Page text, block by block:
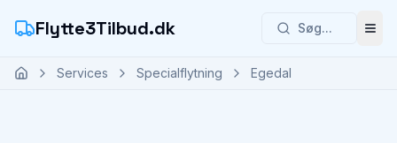
Flytte3Tilbud.dk Søg... Åbn
Services Specialflytning Egedal